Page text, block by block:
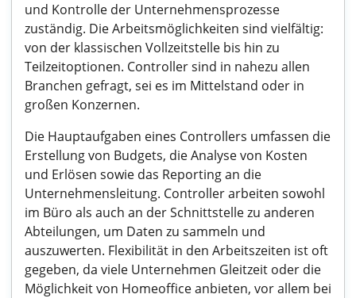
und Kontrolle der Unternehmensprozesse
zuständig. Die Arbeitsmöglichkeiten sind vielfältig:
von der klassischen Vollzeitstelle bis hin zu
Teilzeitoptionen. Controller sind in nahezu allen
Branchen gefragt, sei es im Mittelstand oder in
großen Konzernen.
Die Hauptaufgaben eines Controllers umfassen die
Erstellung von Budgets, die Analyse von Kosten
und Erlösen sowie das Reporting an die
Unternehmensleitung. Controller arbeiten sowohl
im Büro als auch an der Schnittstelle zu anderen
Abteilungen, um Daten zu sammeln und
auszuwerten. Flexibilität in den Arbeitszeiten ist oft
gegeben, da viele Unternehmen Gleitzeit oder die
Möglichkeit von Homeoffice anbieten, vor allem bei